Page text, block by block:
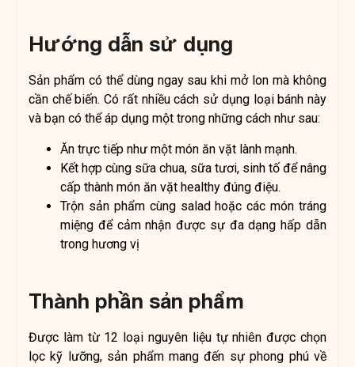
Hướng dẫn sử dụng
Sản phẩm có thể dùng ngay sau khi mở lon mà không
cần chế biến. Có rất nhiều cách sử dụng loại bánh này
và bạn có thể áp dụng một trong những cách như sau:
Ăn trực tiếp như một món ăn vặt lành mạnh.
Kết hợp cùng sữa chua, sữa tươi, sinh tố để nâng
cấp thành món ăn vặt healthy đúng điệu.
Trộn sản phẩm cùng salad hoặc các món tráng
miệng để cảm nhận được sự đa dạng hấp dẫn
trong hương vị
Thành phần sản phẩm
Được làm từ 12 loại nguyên liệu tự nhiên được chọn
lọc kỹ lưỡng, sản phẩm mang đến sự phong phú về